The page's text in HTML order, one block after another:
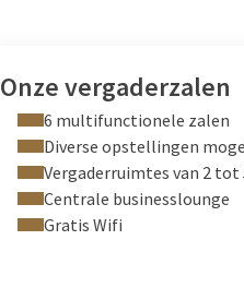
Onze vergaderzalen
6 multifunctionele zalen
Diverse opstellingen
Vergaderruimtes van 2 tot
Centrale businesslounge
Gratis Wifi